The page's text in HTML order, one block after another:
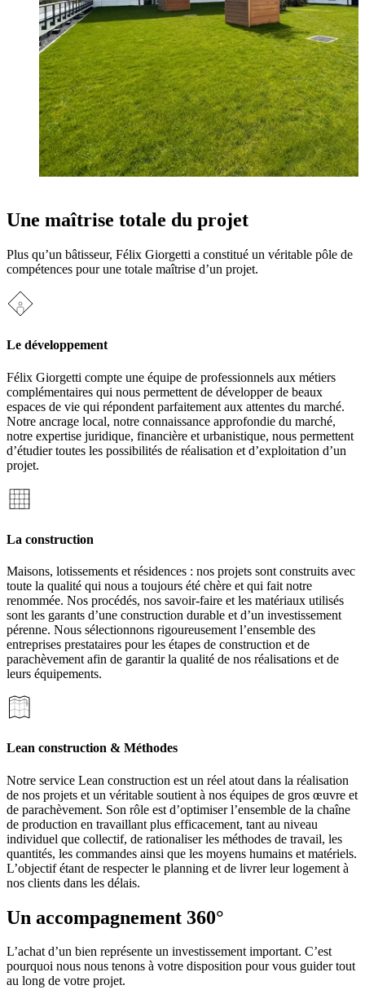
Une maîtrise totale du projet
Plus qu’un bâtisseur, Félix Giorgetti a constitué un véritable pôle de
compétences pour une totale maîtrise d’un projet.
Le développement
Félix Giorgetti compte une équipe de professionnels aux métiers
complémentaires qui nous permettent de développer de beaux
espaces de vie qui répondent parfaitement aux attentes du marché.
Notre ancrage local, notre connaissance approfondie du marché,
notre expertise juridique, financière et urbanistique, nous permettent
d’étudier toutes les possibilités de réalisation et d’exploitation d’un
projet.
La construction
Maisons, lotissements et résidences : nos projets sont construits avec
toute la qualité qui nous a toujours été chère et qui fait notre
renommée. Nos procédés, nos savoir-faire et les matériaux utilisés
sont les garants d’une construction durable et d’un investissement
pérenne. Nous sélectionnons rigoureusement l’ensemble des
entreprises prestataires pour les étapes de construction et de
parachèvement afin de garantir la qualité de nos réalisations et de
leurs équipements.
Lean construction & Méthodes
Notre service Lean construction est un réel atout dans la réalisation
de nos projets et un véritable soutient à nos équipes de gros œuvre et
de parachèvement. Son rôle est d’optimiser l’ensemble de la chaîne
de production en travaillant plus efficacement, tant au niveau
individuel que collectif, de rationaliser les méthodes de travail, les
quantités, les commandes ainsi que les moyens humains et matériels.
L’objectif étant de respecter le planning et de livrer leur logement à
nos clients dans les délais.
Un accompagnement 360°
L’achat d’un bien représente un investissement important. C’est
pourquoi nous nous tenons à votre disposition pour vous guider tout
au long de votre projet.